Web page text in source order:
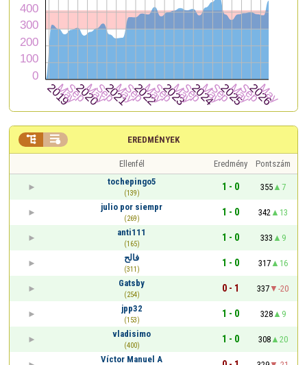
EREDMÉNYEK
 
Ellenfél Eredmény
Pontszám
tochepingo5
(139)
1 - 0 355
7
julio por siempr
(269)
1 - 0 342
13
anti111
(165)
1 - 0 333
9
فالح
(311)
1 - 0 317
16
Gatsby
(254)
0 - 1 337
-20
jpp32
(153)
1 - 0 328
9
vladisimo
(400)
1 - 0 308
20
Víctor Manuel A